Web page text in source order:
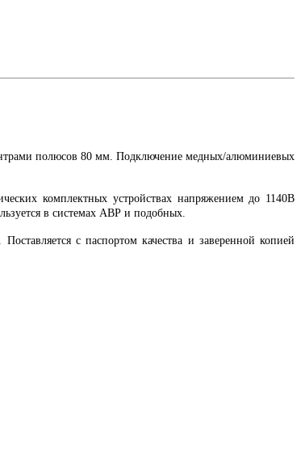
полюсов 80 мм. Подключение медных/алюминиевых
комплектных устройствах напряжением до 1140В
в системах АВР и подобных.
с паспортом качества и заверенной копией